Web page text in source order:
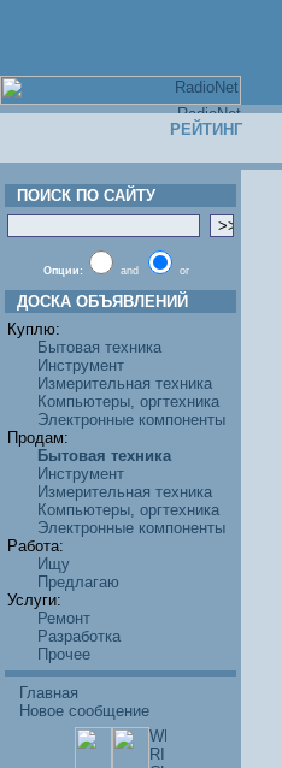
РЕЙТИНГ
ПОИСК ПО САЙТУ
Опции: and or
ДОСКА ОБЪЯВЛЕНИЙ
Куплю:
Бытовая техника
Инструмент
Измерительная техника
Компьютеры, оргтехника
Электронные компоненты
Продам:
Бытовая техника
Инструмент
Измерительная техника
Компьютеры, оргтехника
Электронные компоненты
Работа:
Ищу
Предлагаю
Услуги:
Ремонт
Разработка
Прочее
Главная
Новое сообщение